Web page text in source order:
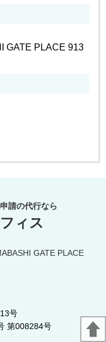
GATE PLACE 913
請の代行なら
ィス
GATE PLACE
号
第008284号